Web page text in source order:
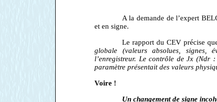
A la demande de l’expert
et en signe.
Le rapport du CEV précise
globale (valeurs absolues, signes,
l’enregistreur. Le contrôle de Jx (Ndr
paramètre présentait des valeurs
Voire !
Un changement de signe